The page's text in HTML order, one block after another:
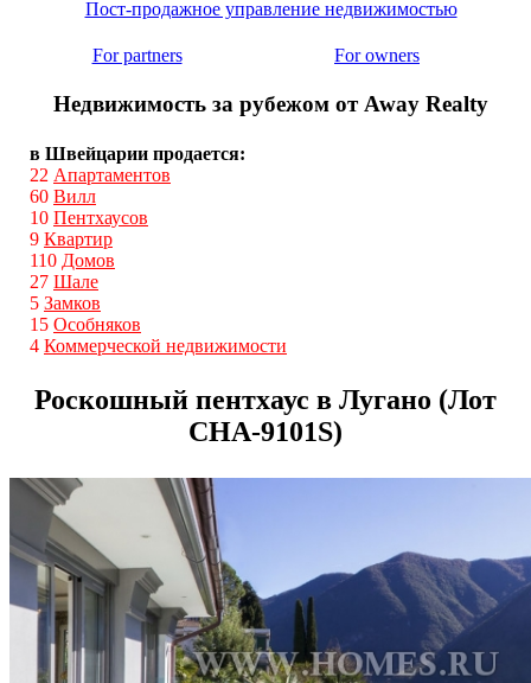
Пост-продажное управление недвижимостью
For partners For owners
Недвижимость за рубежом от Away Realty
в Швейцарии продается:
22 Апартаментов
60 Вилл
10 Пентхаусов
9 Квартир
110 Домов
27 Шале
5 Замков
15 Особняков
4 Коммерческой недвижимости
Роскошный пентхаус в Лугано (Лот
CHA-9101S)